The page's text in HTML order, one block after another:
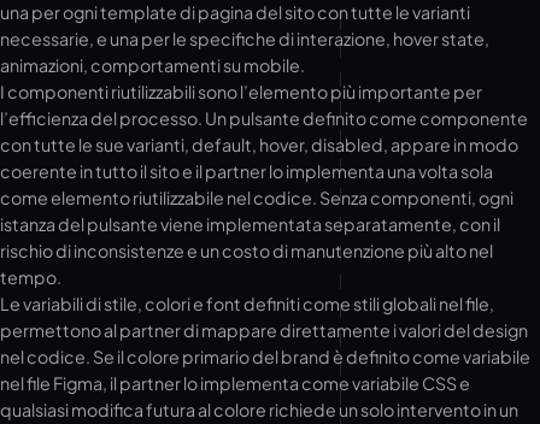
una per ogni template di pagina del sito con tutte le varianti
necessarie, e una per le specifiche di interazione, hover state,
animazioni, comportamenti su mobile.
I componenti riutilizzabili sono l’elemento più importante per
l’efficienza del processo. Un pulsante definito come componente
con tutte le sue varianti, default, hover, disabled, appare in modo
coerente in tutto il sito e il partner lo implementa una volta sola
come elemento riutilizzabile nel codice. Senza componenti, ogni
istanza del pulsante viene implementata separatamente, con il
rischio di inconsistenze e un costo di manutenzione più alto nel
tempo.
Le variabili di stile, colori e font definiti come stili globali nel file,
permettono al partner di mappare direttamente i valori del design
nel codice. Se il colore primario del brand è definito come variabile
nel file Figma, il partner lo implementa come variabile CSS e
qualsiasi modifica futura al colore richiede un solo intervento in un